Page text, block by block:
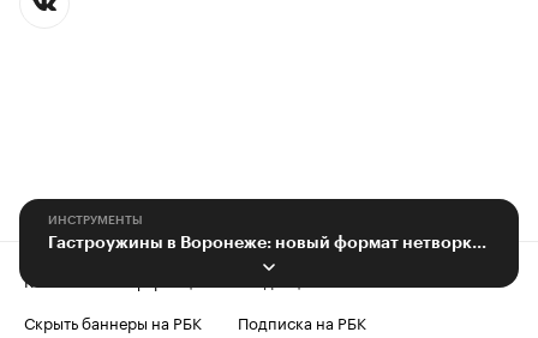
ИНСТРУМЕНТЫ
Гастроужины в Воронеже: новый формат нетворкинга
Контактная информация
Редакция
Скрыть баннеры на РБК
Подписка на РБК